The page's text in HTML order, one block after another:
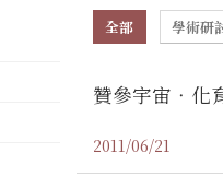
全部 學術研
贊參宇宙‧化
2011/06/21